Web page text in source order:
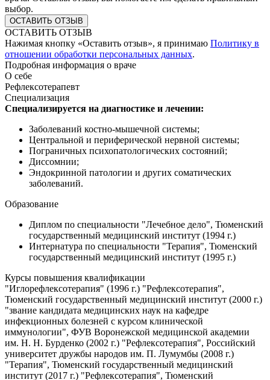
выбор.
ОСТАВИТЬ ОТЗЫВ
Нажимая кнопку «Оставить отзыв», я принимаю Политику в
отношении обработки персональных данных.
Подробная информация о враче
О себе
Рефлексотерапевт
Специализация
Специализируется на диагностике и лечении:
Заболеваний костно-мышечной системы;
Центральной и периферической нервной системы;
Пограничных психопатологических состояний;
Диссомнии;
Эндокринной патологии и других соматических
заболеваний.
Образование
Диплом по специальности "Лечебное дело", Тюменский
государственный медицинский институт (1994 г.)
Интернатура по специальности "Терапия", Тюменский
государственный медицинский институт (1995 г.)
Курсы повышения квалификации
"Иглорефлексотерапия" (1996 г.) "Рефлексотерапия",
Тюменский государственный медицинский институт (2000 г.)
"звание кандидата медицинских наук на кафедре
инфекционных болезней с курсом клинической
иммунологии", ФУВ Воронежской медицинской академии
им. Н. Н. Бурденко (2002 г.) "Рефлексотерапия", Российский
университет дружбы народов им. П. Лумумбы (2008 г.)
"Терапия", Тюменский государственный медицинский
институт (2017 г.) "Рефлексотерапия", Тюменский